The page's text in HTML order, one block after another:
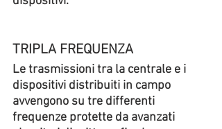
TRIPLA FREQUENZA
Le trasmissioni tra la centrale e i
dispositivi distribuiti in campo
avvengono su tre differenti
frequenze protette da avanzati